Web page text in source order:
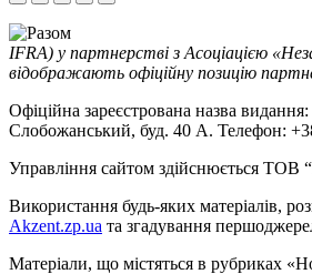
IFRA) у партнерстві з Асоціацією
відображають офіційну позицію
Офіційна зареєстрована назва
Слобожанський, буд. 40 А. Телефон:
Управління сайтом здійснюється
Використання будь-яких матеріалів,
Akzent.zp.ua та згадування
Матеріали, що містяться в рубриках